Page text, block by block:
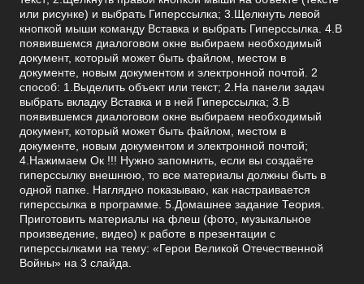
или рисунке) и выбрать Гиперссылка; 3.Щелкнуть левой
кнопкой мыши команду Вставка и выбрать Гиперссылка. 4.В
появившемся диалоговом окне выбираем необходимый
документ, который может быть файлом, местом в
документе, новым документом и электронной почтой. 2
способ: 1.Выделить объект или текст; 2.На панели задач
выбрать вкладку Вставка и в ней Гиперссылка; 3.В
появившемся диалоговом окне выбираем необходимый
документ, который может быть файлом, местом в
документе, новым документом и электронной почтой;
4.Нажимаем Ок !!! Нужно запомнить, если вы создаёте
гиперссылку внешнюю, то все материалы должны быть в
одной папке. Наглядно показываю, как настраивается
гиперссылка в программе. 5.Домашнее задание Теория.
Приготовить материалы на флеш (фото, музыкальное
произведение, видео) к работе в презентации с
гиперссылками на тему: «Герои Великой Отечественной
Войны» на 3 слайда.